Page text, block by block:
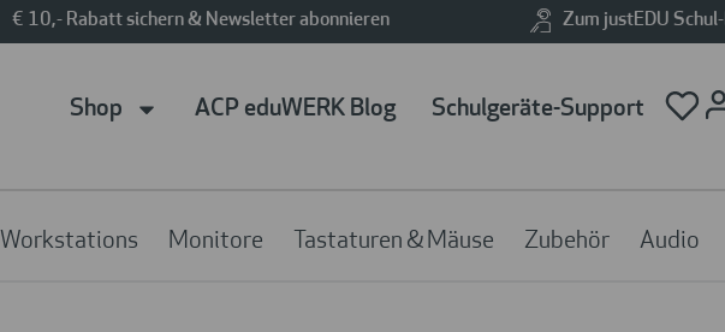
€ 10,- Rabatt sichern & Newsletter abonnieren Zum justEDU
Shop ACP eduWERK Blog Schulgeräte-Support
Workstations Monitore Tastaturen & Mäuse Zubehör Audio